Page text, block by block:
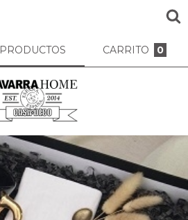
PRODUCTOS CARRITO 0